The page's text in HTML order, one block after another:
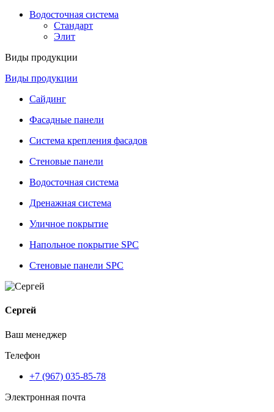
Водосточная система
Стандарт
Элит
Виды продукции
Виды продукции
Сайдинг
Фасадные панели
Система крепления фасадов
Стеновые панели
Водосточная система
Дренажная система
Уличное покрытие
Напольное покрытие SPC
Стеновые панели SPC
Сергей
Ваш менеджер
Телефон
+7 (967) 035-85-78
Электронная почта